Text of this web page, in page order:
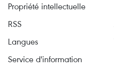
Propriété intellectuelle
RSS
Langues
Service d'information